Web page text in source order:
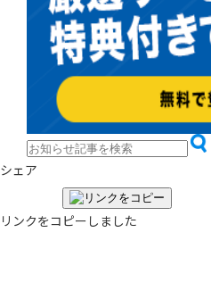
シェア
リンクをコピーしました